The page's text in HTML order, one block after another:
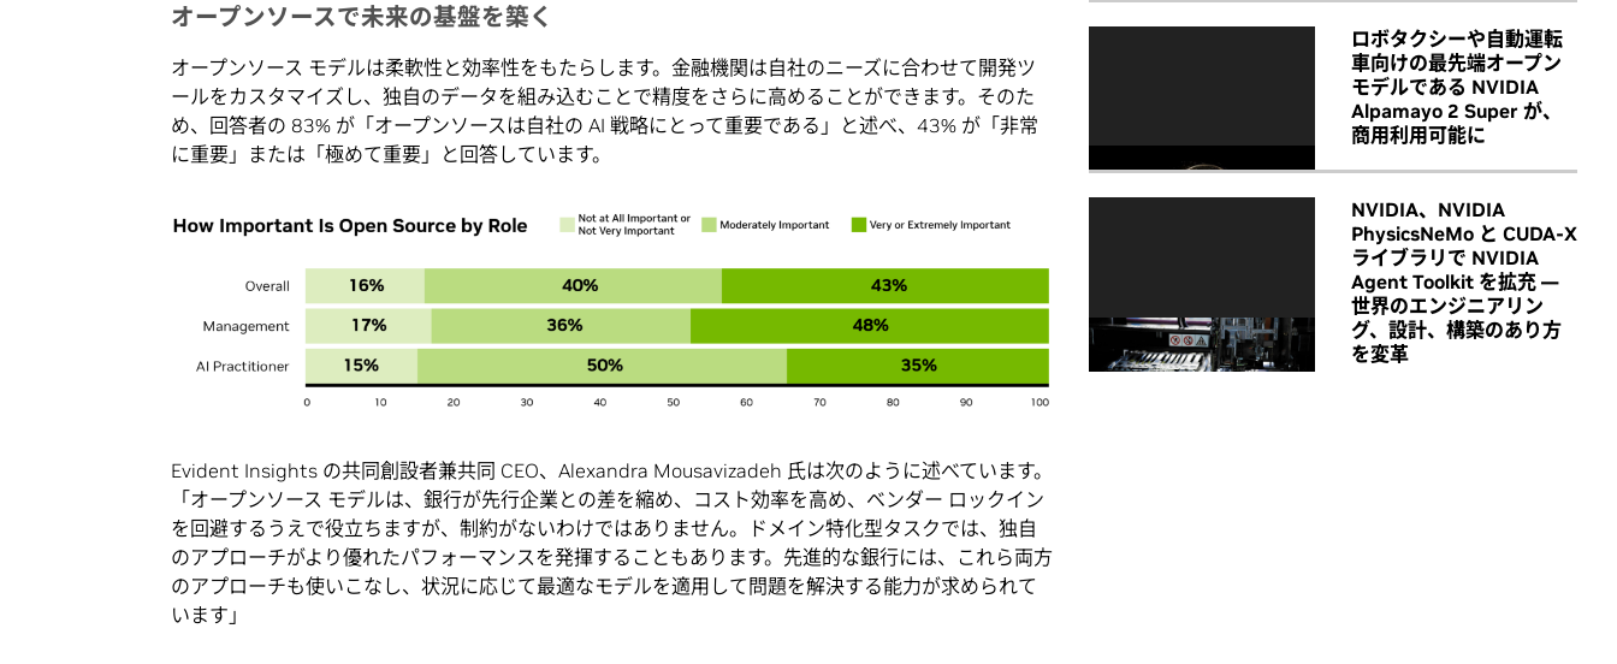
オープンソースで未来の基盤を築く
オープンソース モデルは柔軟性と効率性をもたらします。金融機関は自社のニーズに合わせて開発ツ
ールをカスタマイズし、独自のデータを組み込むことで精度をさらに高めることができます。そのた
め、回答者の 83% が「オープンソースは自社の AI 戦略にとって重要である」と述べ、43% が「非常
に重要」または「極めて重要」と回答しています。
Evident Insights の共同創設者兼共同 CEO、Alexandra Mousavizadeh 氏は次のように述べています。
「オープンソース モデルは、銀行が先行企業との差を縮め、コスト効率を高め、ベンダー ロックイン
を回避するうえで役立ちますが、制約がないわけではありません。ドメイン特化型タスクでは、独自
のアプローチがより優れたパフォーマンスを発揮することもあります。先進的な銀行には、これら両方
のアプローチも使いこなし、状況に応じて最適なモデルを適用して問題を解決する能力が求められて
います」
ロボタクシーや自動運転
車向けの最先端オープン
モデルである NVIDIA
Alpamayo 2 Super が、
商用利用可能に
NVIDIA、NVIDIA
PhysicsNeMo と CUDA-X
ライブラリで NVIDIA
Agent Toolkit を拡充 ―
世界のエンジニアリン
グ、設計、構築のあり方
を変革